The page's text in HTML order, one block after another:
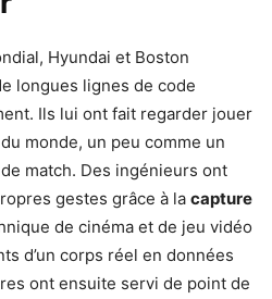
Hyundai et Boston
longues lignes de code
Ils lui ont fait regarder jouer
monde, un peu comme un
match. Des ingénieurs ont
gestes grâce à la capture
de cinéma et de jeu vidéo
d’un corps réel en données
ont ensuite servi de point de